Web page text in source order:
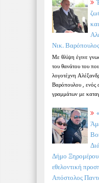
Νικ. Βαρόπουλος
Με θλίψη έγινε
του θανάτου του
λογοτέχνη
Βαρόπουλου , ενός
γραμμάτων με
Δήμο
εθελοντική
Απόστολος